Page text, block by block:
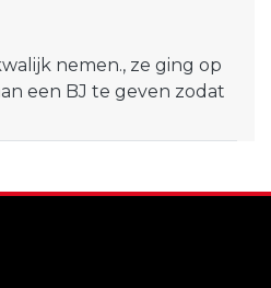
nemen., ze ging op
een BJ te geven zodat